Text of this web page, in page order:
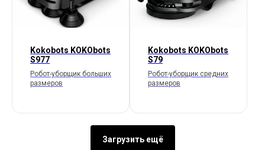
Kokobots KOKObots
S977
Робот-уборщик больших
размеров
Kokobots KOKObots
S79
Робот-уборщик средних
размеров
Загрузить ещё